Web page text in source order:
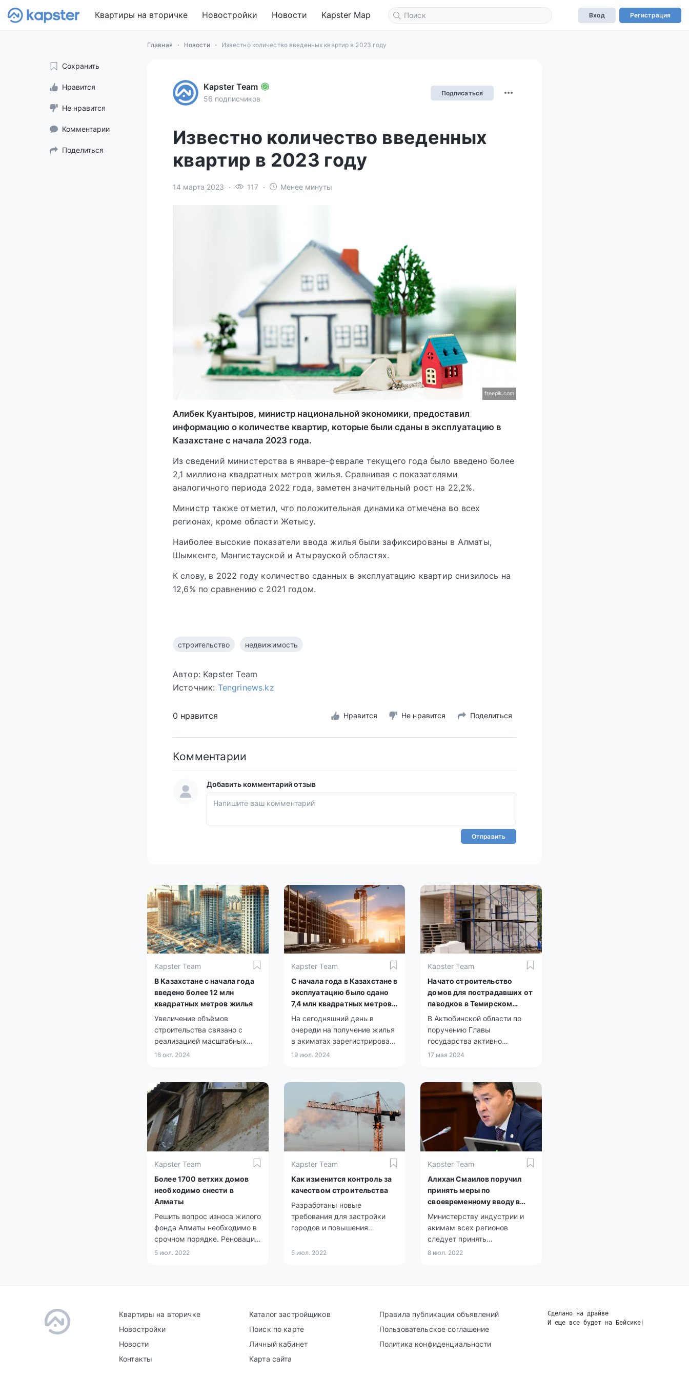
Квартиры на вторичке Новостройки Новости Kapster Map Вход Регистрация
Главная Новости Известно количество введенных квартир в 2023 году
Сохранить
Нравится
Не нравится
Комментарии
Поделиться
Kapster Team
56 подписчиков
Подписаться
Известно количество введенных
квартир в 2023 году
14 марта 2023 117 Менее минуты
freepik.com
Алибек Куантыров, министр национальной экономики, предоставил
информацию о количестве квартир, которые были сданы в эксплуатацию в
Казахстане с начала 2023 года.
Из сведений министерства в январе-феврале текущего года было введено более
2,1 миллиона квадратных метров жилья. Сравнивая с показателями
аналогичного периода 2022 года, заметен значительный рост на 22,2%.
Министр также отметил, что положительная динамика отмечена во всех
регионах, кроме области Жетысу.
Наиболее высокие показатели ввода жилья были зафиксированы в Алматы,
Шымкенте, Мангистауской и Атырауской областях.
К слову, в 2022 году количество сданных в эксплуатацию квартир снизилось на
12,6% по сравнению с 2021 годом.
строительство недвижимость
Автор: Kapster Team
Источник: Tengrinews.kz
0 нравится Нравится Не нравится Поделиться
Комментарии
Добавить комментарий отзыв
Отправить
Kapster Team
В Казахстане с начала года
введено более 12 млн
квадратных метров жилья
Увеличение объёмов
строительства связано с
реализацией масштабных
государственных программ в
16 окт. 2024
Kapster Team
С начала года в Казахстане в
эксплуатацию было сдано
7,4 млн квадратных метров
жилья
На сегодняшний день в
очереди на получение жилья
в акиматах зарегистрировано
более 650 тысяч человек.
19 июл. 2024
Kapster Team
Начато строительство
домов для пострадавших от
паводков в Темирском
районе Актюбинской
В Актюбинской области по
поручению Главы
государства активно
восстанавливают населенные
17 мая 2024
Kapster Team
Более 1700 ветхих домов
необходимо снести в
Алматы
Решить вопрос износа жилого
фонда Алматы необходимо в
срочном порядке. Реновация
ветхого жилья включена в
Ерболат Досаев.
5 июл. 2022
Kapster Team
Как изменится контроль за
качеством строительства
Разработаны новые
требования для застройки
городов и повышения
5 июл. 2022
Kapster Team
Алихан Смаилов поручил
принять меры по
своевременному вводу в
эксплуатацию жилья
Министерству индустрии и
акимам всех регионов
следует принять
исчерпывающие меры по
8 июл. 2022
Квартиры на вторичке
Новостройки
Новости
Контакты
Каталог застройщиков
Поиск по карте
Личный кабинет
Карта сайта
Правила публикации объявлений
Пользовательское соглашение
Политика конфиденциальности
Сделано на драйве
И еще все будет на Бейсике